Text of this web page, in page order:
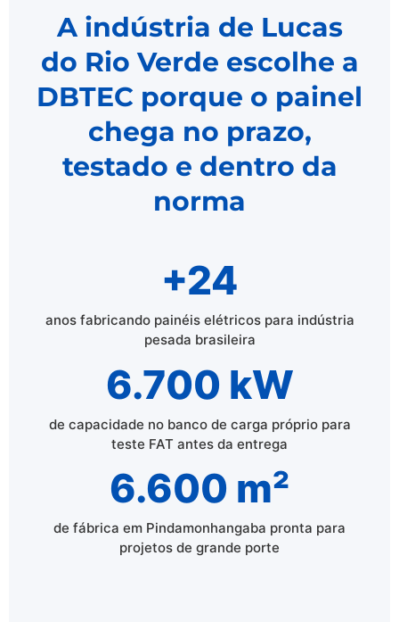
A indústria de Lucas
do Rio Verde escolhe a
DBTEC porque o painel
chega no prazo,
testado e dentro da
norma
+24
anos fabricando painéis elétricos para indústria
pesada brasileira
6.700 kW
de capacidade no banco de carga próprio para
teste FAT antes da entrega
6.600 m²
de fábrica em Pindamonhangaba pronta para
projetos de grande porte